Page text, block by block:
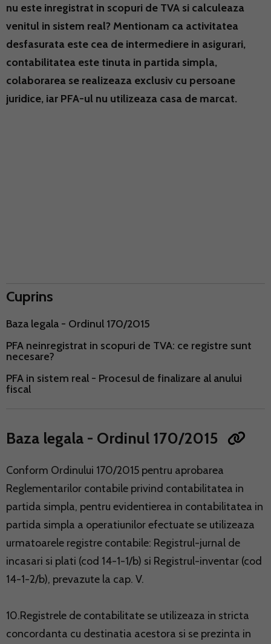
nu este inregistrat in scopuri de TVA si calculeaza
venitul in sistem real? Mentionam ca activitatea
desfasurata este cea de intermediere in asigurari,
contabilitatea este tinuta in partida simpla,
colaborarea se realizeaza exclusiv cu persoane
juridice, iar PFA-ul nu utilizeaza casa de marcat.
Cuprins
Baza legala - Ordinul 170/2015
PFA neinregistrat in scopuri de TVA: ce registre sunt
necesare?
PFA in sistem real - Procesul de finalizare al anului
fiscal
Baza legala - Ordinul 170/2015
Conform Ordinului 170/2015 pentru aprobarea
Reglementarilor contabile privind contabilitatea in
partida simpla, pentru evidentierea in contabilitatea in
partida simpla a operatiunilor efectuate se utilizeaza
urmatoarele registre contabile: Registrul-jurnal de
incasari si plati (cod 14-1-1/b) si Registrul-inventar (cod
14-1-2/b), prevazute la cap. V.
10.Registrele de contabilitate se utilizeaza in stricta
concordanta cu destinatia acestora si se prezinta in